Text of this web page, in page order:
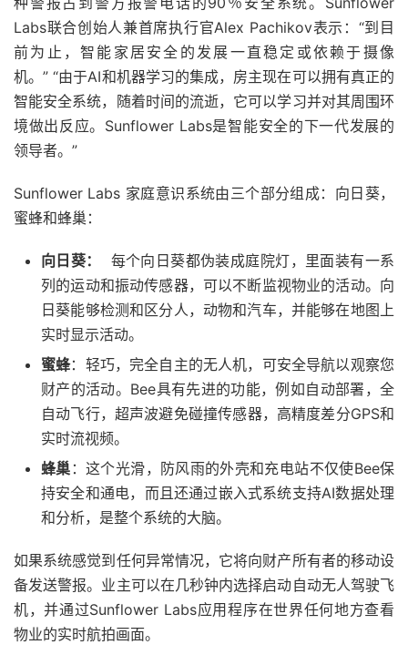
Labs联合创始人兼首席执行官Alex Pachikov表示：“到目
前为止，智能家居安全的发展一直稳定或依赖于摄像
机。” “由于AI和机器学习的集成，房主现在可以拥有真正的
智能安全系统，随着时间的流逝，它可以学习并对其周围环
境做出反应。Sunflower Labs是智能安全的下一代发展的
领导者。”
Sunflower Labs 家庭意识系统由三个部分组成：向日葵，
蜜蜂和蜂巢：
向日葵：
每个向日葵都伪装成庭院灯，里面装有一系
列的运动和振动传感器，可以不断监视物业的活动。向
日葵能够检测和区分人，动物和汽车，并能够在地图上
实时显示活动。
蜜蜂：轻巧，完全自主的无人机，可安全导航以观察您
财产的活动。Bee具有先进的功能，例如自动部署，全
自动飞行，超声波避免碰撞传感器，高精度差分GPS和
实时流视频。
蜂巢 ：这个光滑，防风雨的外壳和充电站不仅使Bee保
持安全和通电，而且还通过嵌入式系统支持AI数据处理
和分析，是整个系统的大脑。
如果系统感觉到任何异常情况，它将向财产所有者的移动设
备发送警报。业主可以在几秒钟内选择启动自动无人驾驶飞
机，并通过Sunflower Labs应用程序在世界任何地方查看
物业的实时航拍画面。